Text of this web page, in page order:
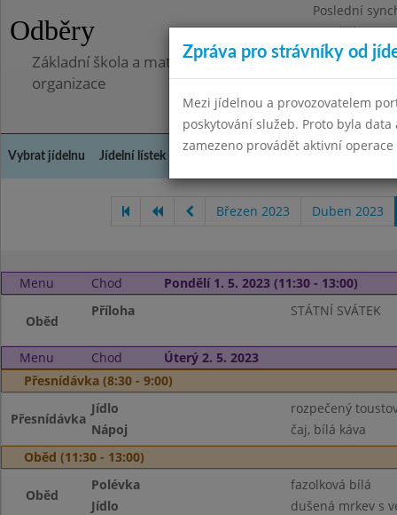
Odběry
Poslední
Pondělí
Základní škola a mateřská škola Libá, okres Cheb,
organizace
Vybrat jídelnu Jídelní lístek Kontakty a informace
Březen 2023 Duben 2023
Menu Chod Pondělí 1. 5. 2023 (11:30 - 13:00)
Oběd
Příloha STÁTNÍ SVÁTEK
Menu Chod
Úterý 2. 5. 2023
Přesnídávka (8:30 - 9:00)
Přesnídávka
Jídlo
rozpečený
Nápoj
čaj, bílá káva
Oběd (11:30 - 13:00)
Oběd
Polévka
fazolková bílá
Jídlo
dušená mrkev s
Zpráva pro strávníky od
Mezi jídelnou a provozovatelem
poskytování služeb. Proto byla
zamezeno provádět aktivní